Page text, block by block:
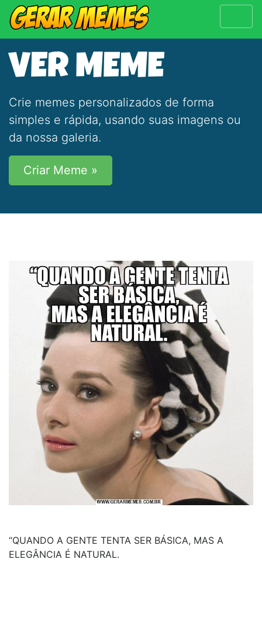
VER MEME
Crie memes personalizados de forma
simples e rápida, usando suas imagens ou
da nossa galeria.
Criar Meme »
“QUANDO A GENTE TENTA SER BÁSICA, MAS A
ELEGÂNCIA É NATURAL.